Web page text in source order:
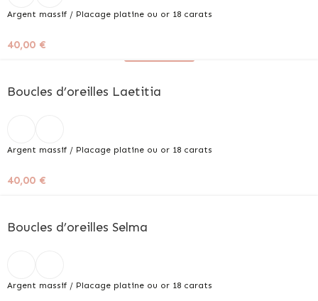
Argent massif / Placage platine ou or 18 carats
40,00 €
Boucles d’oreilles Laetitia
Argent massif / Placage platine ou or 18 carats
40,00 €
Boucles d’oreilles Selma
Argent massif / Placage platine ou or 18 carats